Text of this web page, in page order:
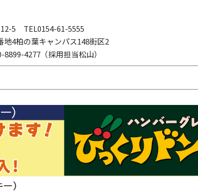
12-5 TEL0154-61-5555
4柏の葉キャンパス148街区2
4277（採用担当松山）